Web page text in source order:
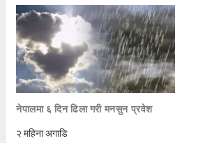
नेपालमा ६ दिन ढिला गरी मनसुन प्रवेश
२ महिना अगाडि